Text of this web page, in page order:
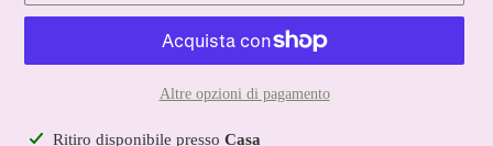
Altre opzioni di pagamento
Inserimento
Ritiro disponibile presso Casa